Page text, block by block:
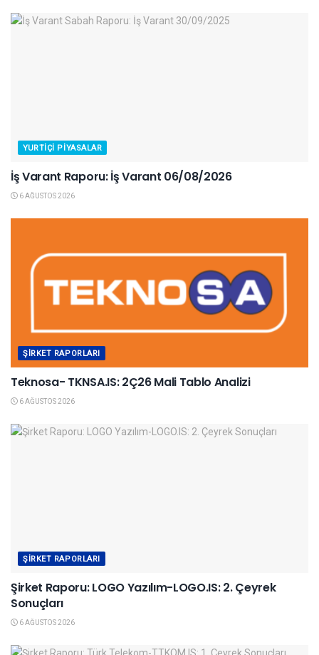
YURTIÇI PIYASALAR
İş Varant Raporu: İş Varant 06/08/2026
6 AĞUSTOS 2026
ŞIRKET RAPORLARI
Teknosa- TKNSA.IS: 2Ç26 Mali Tablo Analizi
6 AĞUSTOS 2026
ŞIRKET RAPORLARI
Şirket Raporu: LOGO Yazılım-LOGO.IS: 2. Çeyrek
Sonuçları
6 AĞUSTOS 2026